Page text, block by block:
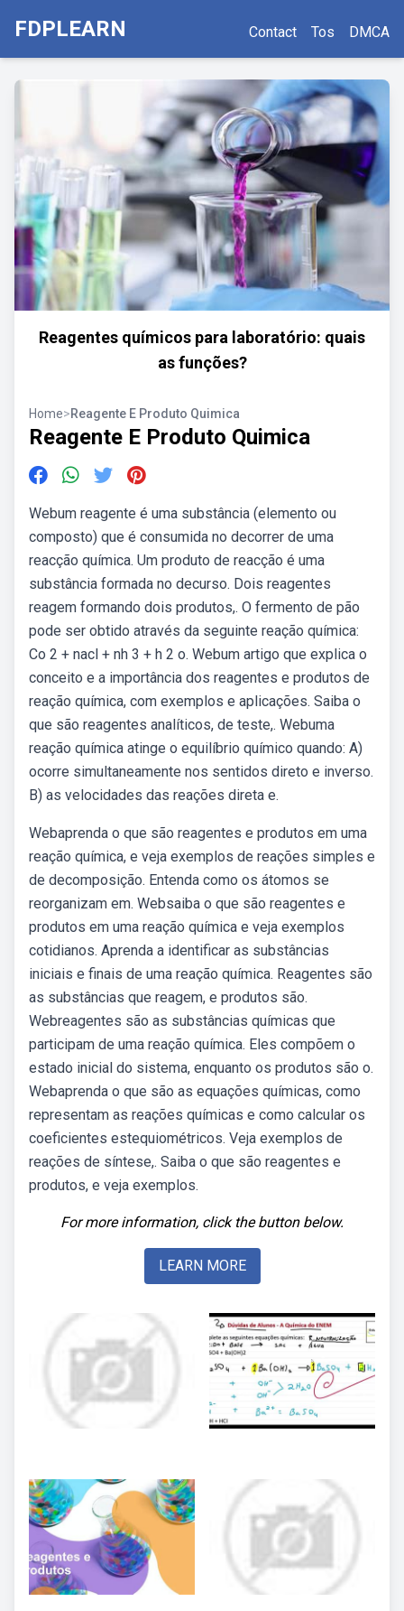
FDPLEARN Contact Tos DMCA
Reagentes químicos para laboratório: quais
as funções?
Home>Reagente E Produto Quimica
Reagente E Produto Quimica
Webum reagente é uma substância (elemento ou
composto) que é consumida no decorrer de uma
reacção química. Um produto de reacção é uma
substância formada no decurso. Dois reagentes
reagem formando dois produtos,. O fermento de pão
pode ser obtido através da seguinte reação química:
Co 2 + nacl + nh 3 + h 2 o. Webum artigo que explica o
conceito e a importância dos reagentes e produtos de
reação química, com exemplos e aplicações. Saiba o
que são reagentes analíticos, de teste,. Webuma
reação química atinge o equilíbrio químico quando: A)
ocorre simultaneamente nos sentidos direto e inverso.
B) as velocidades das reações direta e.
Webaprenda o que são reagentes e produtos em uma
reação química, e veja exemplos de reações simples e
de decomposição. Entenda como os átomos se
reorganizam em. Websaiba o que são reagentes e
produtos em uma reação química e veja exemplos
cotidianos. Aprenda a identificar as substâncias
iniciais e finais de uma reação química. Reagentes são
as substâncias que reagem, e produtos são.
Webreagentes são as substâncias químicas que
participam de uma reação química. Eles compõem o
estado inicial do sistema, enquanto os produtos são o.
Webaprenda o que são as equações químicas, como
representam as reações químicas e como calcular os
coeficientes estequiométricos. Veja exemplos de
reações de síntese,. Saiba o que são reagentes e
produtos, e veja exemplos.
For more information, click the button below.
LEARN MORE